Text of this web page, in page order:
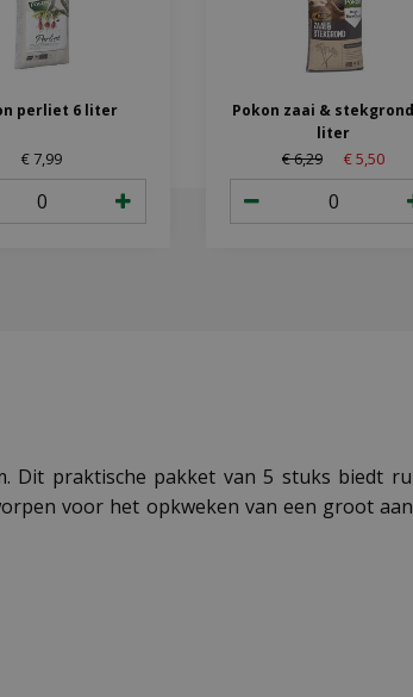
perliet 6 liter
€ 7,99
Pokon zaai &
liter
€6,29 €5,50
Dit praktische pakket van 5 stuks biedt
voor het opkweken van een groot